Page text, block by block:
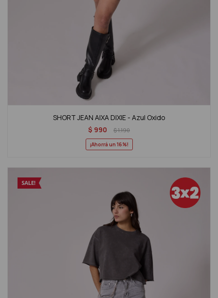
SHORT JEAN AIXA DIXIE - Azul Oxido
$ 990 $1.190
16